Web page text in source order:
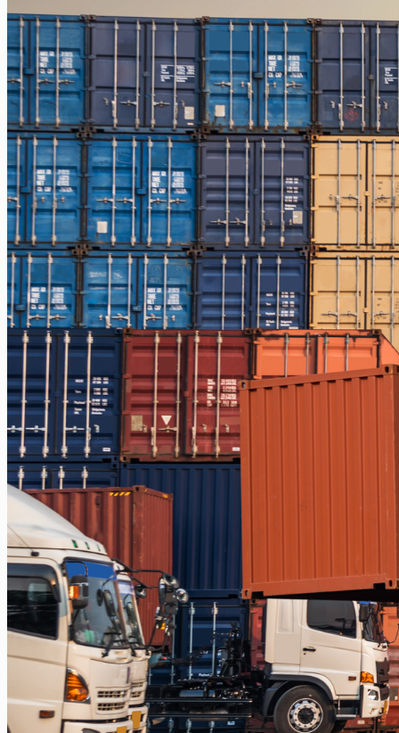
Jakarta – Gorontalo
Jakarta – Samarinda
Makassar
Makassar – Balikpapan
Makassar – Samarinda
Makassar – Ambon
Makassar – Halmahera Tengah
Makassar – Manado
Makassar – Ternate
Makassar – Biak
Makassar – Timika
Makassar – Fakfak
Makassar – Tual
Makassar – Jayapura
Makassar – Kaimana
Makassar – Sorong
Makassar – Manokwari
Makassar – Merauke
Makassar – Nabire
Makassar – Papua
Makassar – Serui
Balikpapan
Balikpapan – Makassar
Balikpapan – Papua
Balikpapan – Ternate
Balikpapan – Kendari
Balikpapan – Surabaya
Balikpapan – Semarang
Balikpapan – Manado
Balikpapan – Jakarta
Balikpapan – Bali
Samarinda
Samarinda – Kendari
Samarinda – Makassar
Surabaya
Surabaya – Tenggarong
Surabaya – Grogot
Surabaya – Sangatta
Surabaya – Tanjung Selor
Surabaya – Berau
Surabaya – Tarakan
Surabaya – Malinau
Surabaya – Bontang